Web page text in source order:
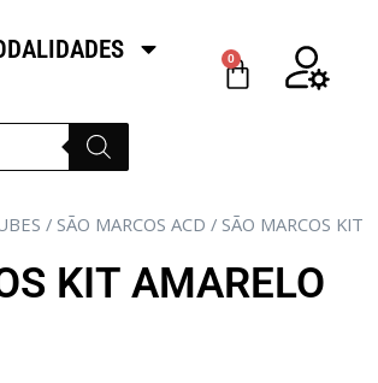
0
/ SÃO MARCOS ACD / SÃO MARCOS KIT
KIT AMARELO